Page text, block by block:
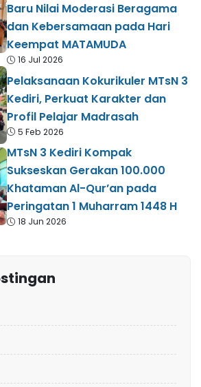
Baru Nilai Moderasi Beragama
dan Kebersamaan pada Hari
Keempat MATAMUDA
16 Jul 2026
Pelaksanaan Kokurikuler MTsN 3
Kediri, Perkuat Karakter dan
Profil Pelajar Madrasah
5 Feb 2026
MTsN 3 Kediri Kompak
Sukseskan Gerakan 100.000
Khataman Al-Qur’an pada
Peringatan 1 Muharram 1448 H
18 Jun 2026